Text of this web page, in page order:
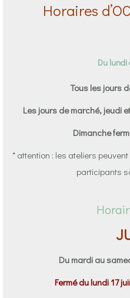
Horaires
Du lundi
Tous les jours
Les jours de marché, jeudi
Dimanche
* attention : les ateliers
participants
Du mardi au
Fermé du lundi 17